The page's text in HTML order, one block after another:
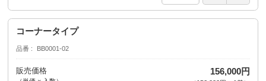
コーナータイプ
品番 BB0001-02
販売価格 156,000円